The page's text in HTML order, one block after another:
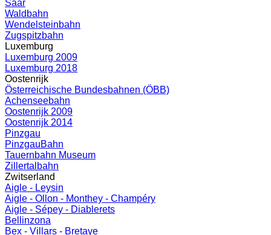
Saar
Waldbahn
Wendelsteinbahn
Zugspitzbahn
Luxemburg
Luxemburg 2009
Luxemburg 2018
Oostenrijk
Österreichische Bundesbahnen (ÖBB)
Achenseebahn
Oostenrijk 2009
Oostenrijk 2014
Pinzgau
PinzgauBahn
Tauernbahn Museum
Zillertalbahn
Zwitserland
Aigle - Leysin
Aigle - Ollon - Monthey - Champéry
Aigle - Sépey - Diablerets
Bellinzona
Bex - Villars - Bretaye